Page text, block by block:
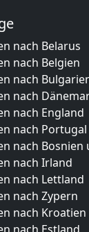
nach Belarus
nach Belgien
nach
nach
nach England
nach Portugal
nach
nach Irland
nach Lettland
nach Zypern
nach Kroatien
nach Estland